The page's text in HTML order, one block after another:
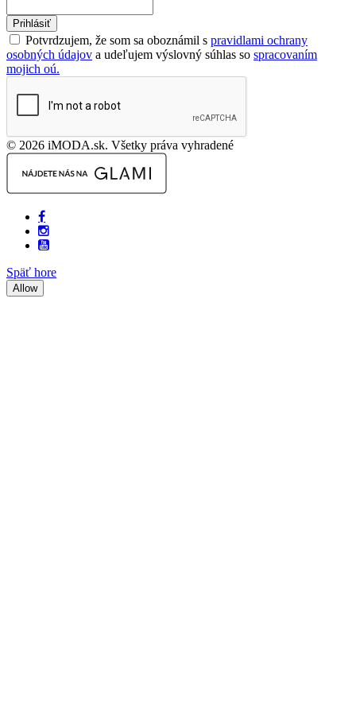
Prihlásiť
Potvrdzujem, že som sa oboznámil s pravidlami ochrany
osobných údajov a udeľujem výslovný súhlas so spracovaním
mojich oú.
© 2026 iMODA.sk. Všetky práva vyhradené
Späť hore
Allow